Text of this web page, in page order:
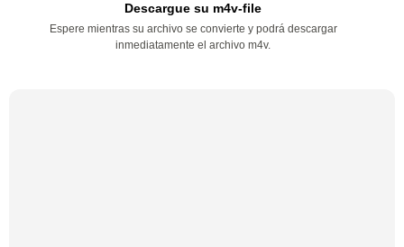
Descargue su m4v-file
Espere mientras su archivo se convierte y podrá descargar
inmediatamente el archivo m4v.